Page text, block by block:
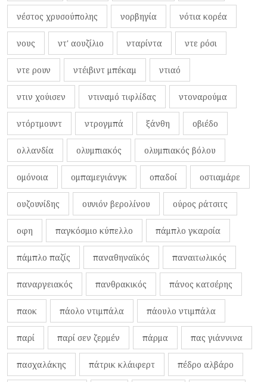
νέστος χρυσούπολης νορβηγία νότια κορέα
νους ντ' αουζίλιο νταρίντα ντε ρόσι
ντε ρουν ντέιβιντ μπέκαμ ντιαό
ντιν χούισεν ντιναμό τιφλίδας ντοναρούμα
ντόρτμουντ ντρογμπά ξάνθη οβιέδο
ολλανδία ολυμπιακός ολυμπιακός βόλου
ομόνοια ομπαμεγιάνγκ οπαδοί οστιαμάρε
ουζουνίδης ουνιόν βερολίνου ούρος ράτσιτς
οφη παγκόσμιο κύπελλο πάμπλο γκαρσία
πάμπλο παζίς παναθηναϊκός παναιτωλικός
παναργειακός πανθρακικός πάνος κατσέρης
παοκ πάολο ντιμπάλα πάουλο ντιμπάλα
παρί παρί σεν ζερμέν πάρμα πας γιάννινα
πασχαλάκης πάτρικ κλάιφερτ πέδρο αλβάρο